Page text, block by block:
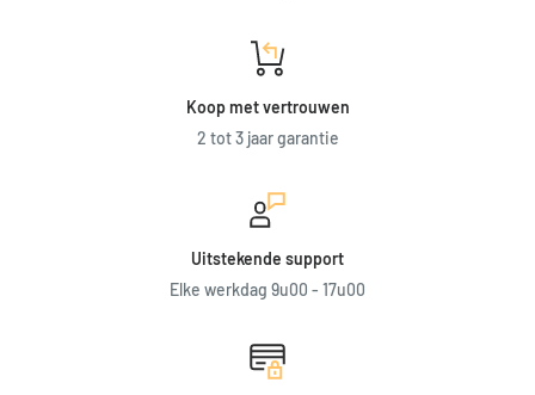
Koop met vertrouwen
2 tot 3 jaar garantie
Uitstekende support
Elke werkdag 9u00 - 17u00